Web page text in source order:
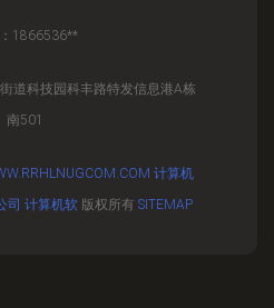
1866536**
道科技园科丰路特发信息港A栋
南501
计算机
司 计算机软版权所有 SITEMAP